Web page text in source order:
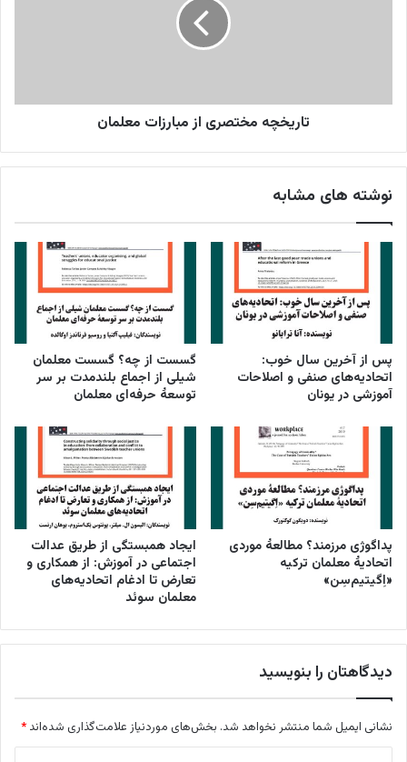
تاریخچه مختصری از مبارزات معلمان
نوشته های مشابه
پس از آخرین سال خوب:
اتحادیه‌های صنفی و اصلاحات
آموزشی در یونان
گسست از چه؟ گسست معلمان
شیلی از اجماع بلندمدت بر سر
توسعۀ حرفه‌ای معلمان
پداگوژی مرزمند؟ مطالعۀ موردی
اتحادیۀ معلمان ترکیه
«اِگیتیم‌سِن»
ایجاد همبستگی از طریق عدالت
اجتماعی در آموزش: از همکاری و
تعارض تا ادغام اتحادیه‌های
معلمان سوئد
دیدگاهتان را بنویسید
نشانی ایمیل شما منتشر نخواهد شد. بخش‌های موردنیاز علامت‌گذاری شده‌اند *